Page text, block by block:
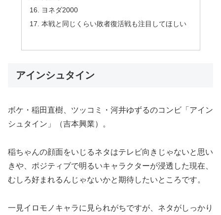
ヨネダ2000
本戦と同じくらい敗者復活戦も注目してほしい
アインシュタイン
ボケ・稲田直樹、ツッコミ・河井ゆずるのコンビ「アイン
シュタイン」（吉本興業）。
稲ちゃんの顔面をいじるネタはテレビ向きじゃないと思い
きや、ポジティブで明るいキャラクターが浸透した現在、
むしろ好まれるんじゃないかと期待したいところです。
一見イロモノキャラに見られがちですが、ネタがしっかり